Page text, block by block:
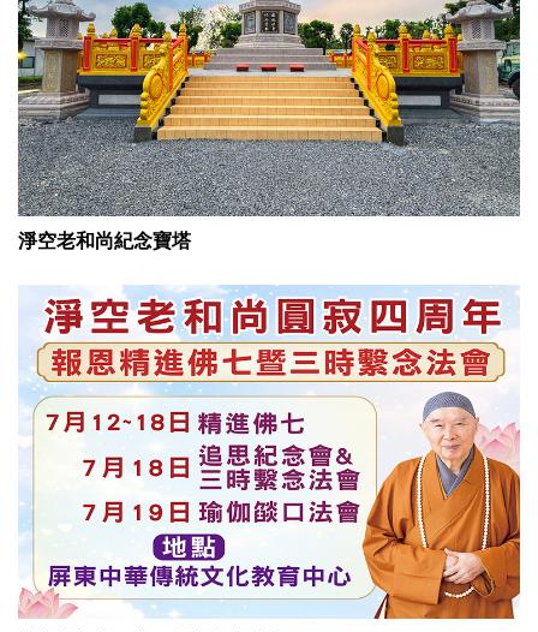
淨空老和尚紀念寶塔